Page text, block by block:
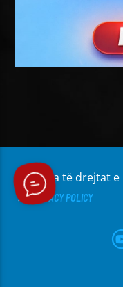
Të gjitha të drejtat
PRIVACY POLICY